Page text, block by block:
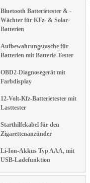
Bluetooth Batterietester & -
Wächter für KFz- & Solar-
Batterien
Aufbewahrungstasche für
Batterien mit Batterie-Tester
OBD2-Diagnosegerät mit
Farbdisplay
12-Volt-Kfz-Batterietester mit
Lasttester
Starthilfekabel für den
Zigarettenanzünder
Li-Ion-Akkus Typ AAA, mit
USB-Ladefunktion